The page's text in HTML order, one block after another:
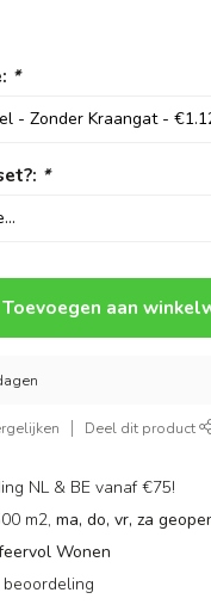
*
*
Toevoegen aan
Deel dit product
NL & BE vanaf €75!
m2, ma, do, vr, za
Wonen